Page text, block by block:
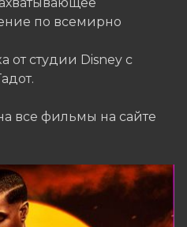
по всемирно
от студии Disney с
все фильмы на сайте